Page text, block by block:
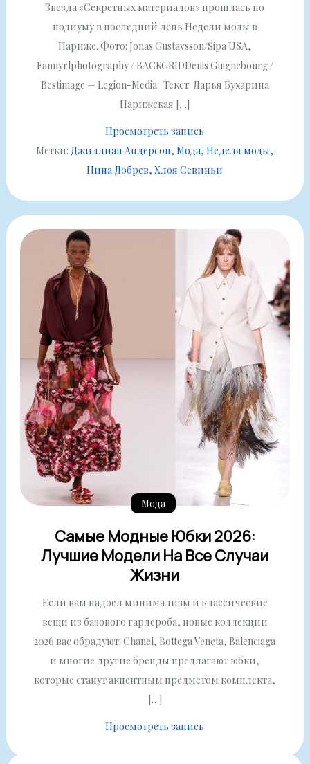
Звезда «Секретных материалов» прошлась по
подиуму в последний день Недели моды в
Париже. Фото: Jonas Gustavsson/Sipa USA,
Fannyrlphotography / BACKGRIDDenis Guignebourg /
Bestimage — Legion-Media Текст: Дарья Бухарина
Парижская […]
Просмотреть запись
Метки: Джиллиан Андерсон Мода Неделя моды
Нина Добрев Хлоя Севиньи
Мода
Самые Модные Юбки 2026:
Лучшие Модели На Все Случаи
Жизни
Если вам надоел минимализм и классические
вещи из базового гардероба, новые коллекции
2026 вас обрадуют. Chanel, Bottega Veneta, Balenciaga
и многие другие бренды предлагают юбки,
которые станут акцентным предметом комплекта,
[…]
Просмотреть запись